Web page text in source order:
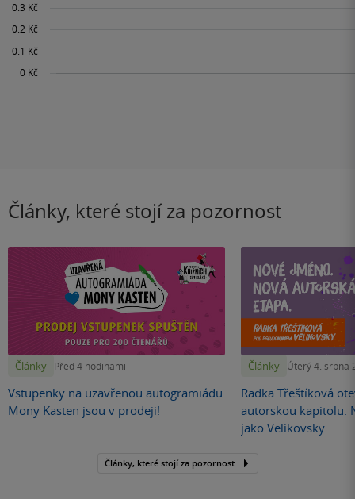
Články, které stojí za pozornost
Články Před 4 hodinami
Vstupenky na uzavřenou autogramiádu
Mony Kasten jsou v prodeji!
Články Úterý 4. srpna
Radka Třeštíková
autorskou kapitolu.
jako Velikovsky
Články, které stojí za pozornost